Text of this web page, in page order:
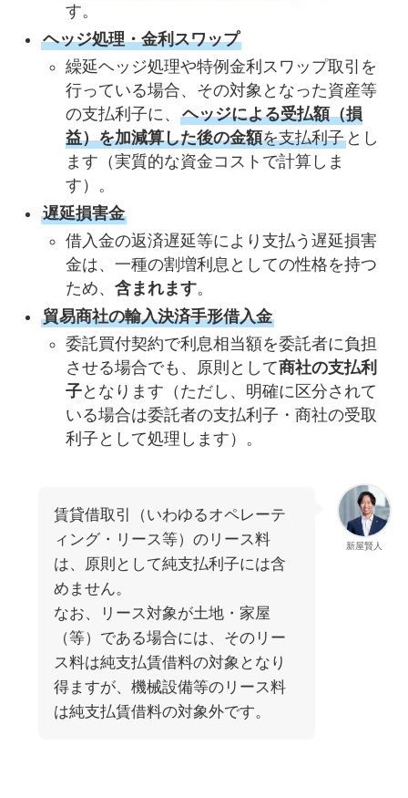
す。
ヘッジ処理・金利スワップ
繰延ヘッジ処理や特例金利スワップ取引を
行っている場合、その対象となった資産等
の支払利子に、 ヘッジによる受払額（損
益）を加減算した後の金額を支払利子とし
ます（実質的な資金コストで計算しま
す）。
遅延損害金
借入金の返済遅延等により支払う遅延損害
金は、一種の割増利息としての性格を持つ
ため、 含まれます。
貿易商社の輸入決済手形借入金
委託買付契約で利息相当額を委託者に負担
させる場合でも、原則として商社の支払利
子となります（ただし、明確に区分されて
いる場合は委託者の支払利子・商社の受取
利子として処理します）。
新屋賢人
賃貸借取引（いわゆるオペレーテ
ィング・リース等）のリース料
は、原則として純支払利子には含
めません。
なお、リース対象が土地・家屋
（等）である場合には、そのリー
ス料は純支払賃借料の対象となり
得ますが、機械設備等のリース料
は純支払賃借料の対象外です。